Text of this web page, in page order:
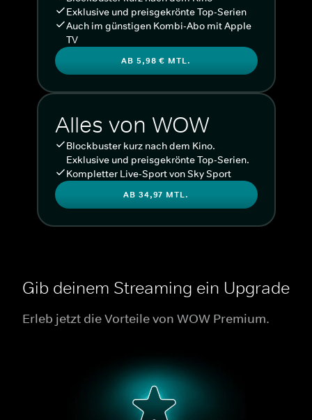
Exklusive und preisgekrönte Top-Serien
Auch im günstigen Kombi-Abo mit Apple
TV
AB 5,98 € MTL.
Alles von WOW
Blockbuster kurz nach dem Kino.
Exklusive und preisgekrönte Top-Serien.
Kompletter Live-Sport von Sky Sport
AB 34,97 MTL.
Gib deinem Streaming ein Upgrade
Erleb jetzt die Vorteile von WOW Premium.